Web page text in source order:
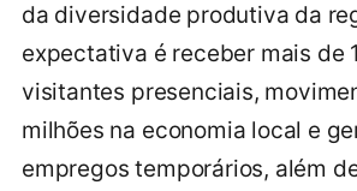
da diversidade produtiva da
expectativa é receber mais de
visitantes presenciais,
milhões na economia local e
empregos temporários, além